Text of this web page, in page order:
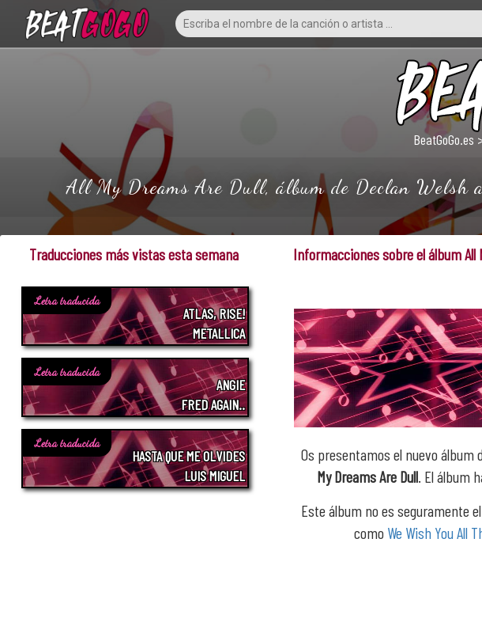
BeatGoGo.es
All My Dreams Are Dull, álbum de Declan Welsh
Informacciones sobre el álbum All
Os presentamos el nuevo álbum
My Dreams Are Dull. El álbum
Este álbum no es seguramente
como We Wish You All
Traducciones más vistas esta semana
Letra traducida
ATLAS, RISE!
METALLICA
Letra traducida
ANGIE
FRED AGAIN..
Letra traducida
HASTA QUE ME OLVIDES
LUIS MIGUEL